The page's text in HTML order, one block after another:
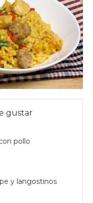
gustar
pollo
y langostinos